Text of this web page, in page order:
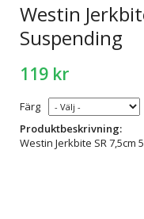
Westin
Suspending
119 kr
Färg
Produktbeskrivning:
Westin Jerkbite SR 7,5cm